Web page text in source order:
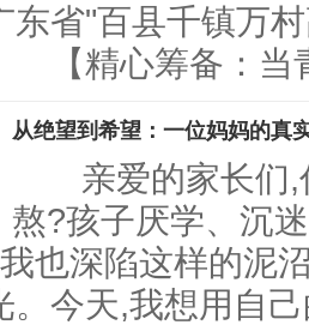
东省"百县千镇万
【精心筹备：当
从绝望到希望：一位妈妈的真
亲爱的家长们,
熬?孩子厌学、沉
也深陷这样的泥
。今天,我想用自